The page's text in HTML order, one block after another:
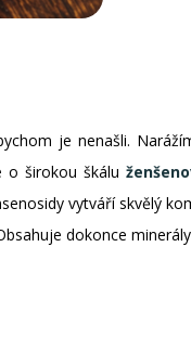
je nenašli.
o širokou škálu
vytváří skvělý
dokonce